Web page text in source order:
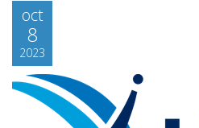
oct
8
2023